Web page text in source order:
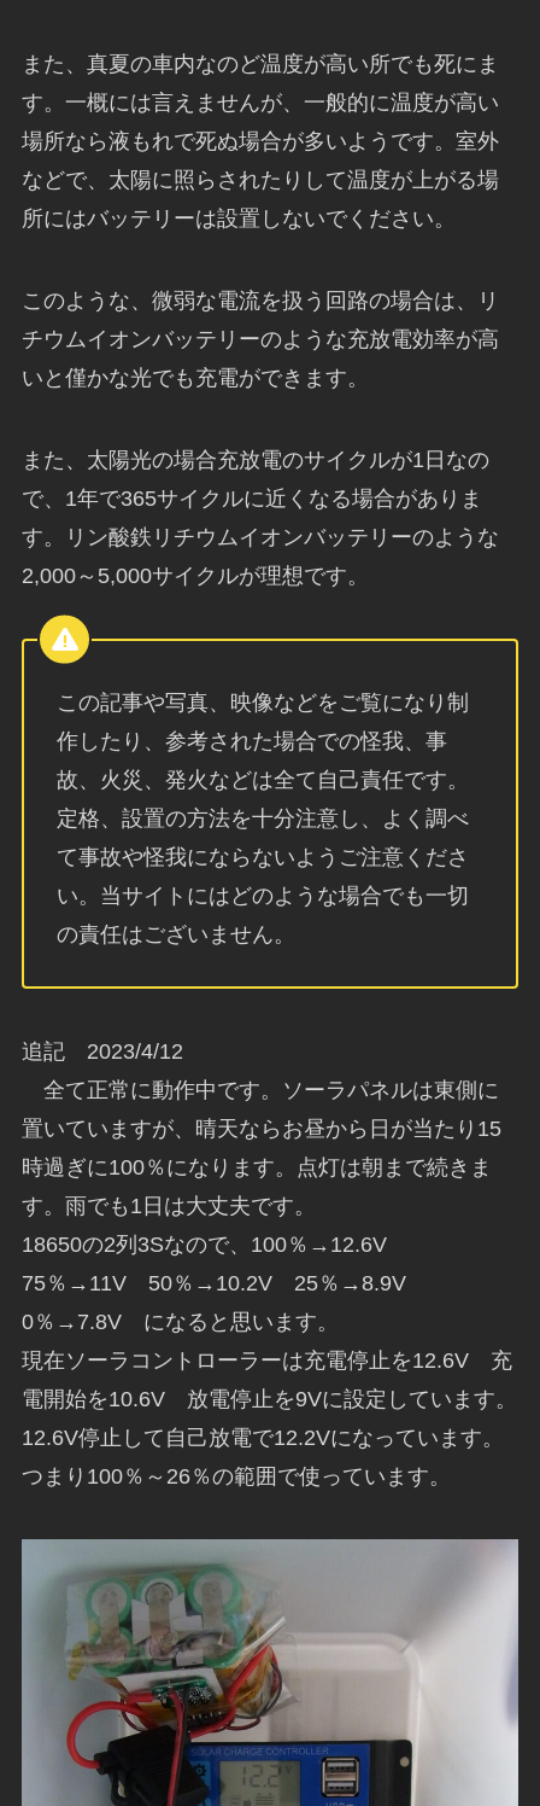
また、真夏の車内なのど温度が高い所でも死にま
す。一概には言えませんが、一般的に温度が高い
場所なら液もれで死ぬ場合が多いようです。室外
などで、太陽に照らされたりして温度が上がる場
所にはバッテリーは設置しないでください。
このような、微弱な電流を扱う回路の場合は、リ
チウムイオンバッテリーのような充放電効率が高
いと僅かな光でも充電ができます。
また、太陽光の場合充放電のサイクルが1日なの
で、1年で365サイクルに近くなる場合がありま
す。リン酸鉄リチウムイオンバッテリーのような
2,000～5,000サイクルが理想です。
この記事や写真、映像などをご覧になり制
作したり、参考された場合での怪我、事
故、火災、発火などは全て自己責任です。
定格、設置の方法を十分注意し、よく調べ
て事故や怪我にならないようご注意くださ
い。当サイトにはどのような場合でも一切
の責任はございません。
追記 2023/4/12
全て正常に動作中です。ソーラパネルは東側に
置いていますが、晴天ならお昼から日が当たり15
時過ぎに100％になります。点灯は朝まで続きま
す。雨でも1日は大丈夫です。
18650の2列3Sなので、100％→12.6V
75％→11V 50％→10.2V 25％→8.9V
0％→7.8V になると思います。
現在ソーラコントローラーは充電停止を12.6V 充
電開始を10.6V 放電停止を9Vに設定しています。
12.6V停止して自己放電で12.2Vになっています。
つまり100％～26％の範囲で使っています。